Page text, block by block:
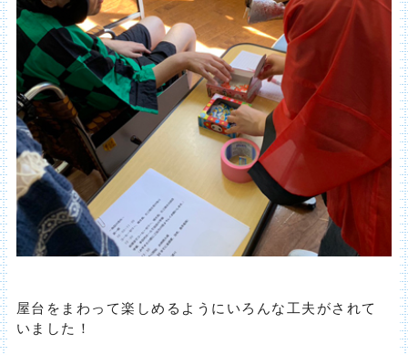
屋台をまわって楽しめるようにいろんな工夫がされて
いました！